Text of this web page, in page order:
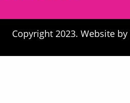
Copyright 2023. Website by